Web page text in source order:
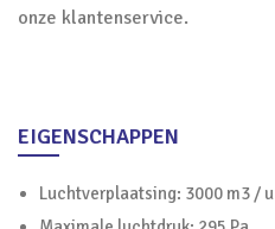
onze klantenservice.
EIGENSCHAPPEN
Luchtverplaatsing: 3000 m3 / u